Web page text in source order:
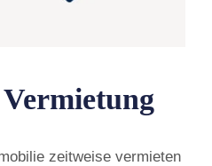
zeitweise vermieten